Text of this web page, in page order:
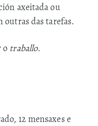
axeitada ou
outras das tarefas.
o traballo.
12 mensaxes e